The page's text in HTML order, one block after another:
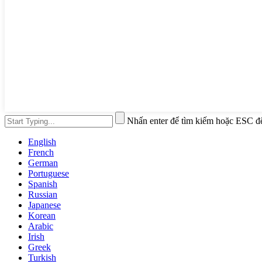
Nhấn enter để tìm kiếm hoặc ESC
English
French
German
Portuguese
Spanish
Russian
Japanese
Korean
Arabic
Irish
Greek
Turkish